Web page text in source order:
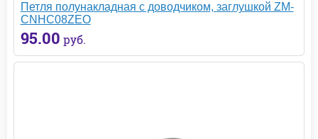
Петля полунакладная с доводчиком, заглушкой ZM-
CNHC08ZEO
95.00 руб.